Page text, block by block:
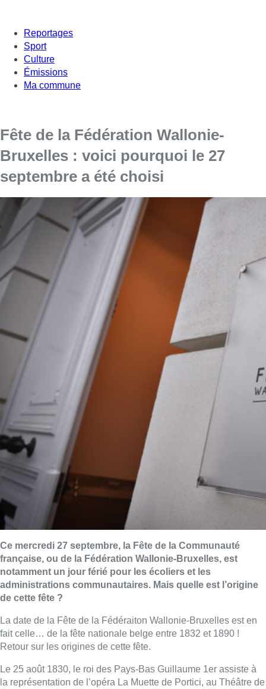
Reportages
Sport
Culture
Émissions
Ma commune
Fête de la Fédération Wallonie-
Bruxelles : voici pourquoi le 27
septembre a été choisi
Ce mercredi 27 septembre, la Fête de la Communauté
française, ou de la Fédération Wallonie-Bruxelles, est
notamment un jour férié pour les écoliers et les
administrations communautaires. Mais quelle est l’origine
de cette fête ?
La date de la Fête de la Fédéraiton Wallonie-Bruxelles est en
fait celle… de la fête nationale belge entre 1832 et 1890 !
Retour sur les origines de cette fête.
Le 25 août 1830, le roi des Pays-Bas Guillaume 1er assiste à
la représentation de l’opéra La Muette de Portici, au Théâtre de